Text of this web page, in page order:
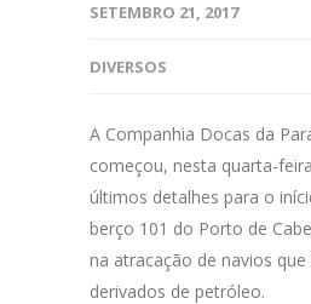
SETEMBRO 21, 2017
DIVERSOS
A Companhia Docas da
começou, nesta quarta-
últimos detalhes para o
berço 101 do Porto de
na atracação de navios
derivados de petróleo.